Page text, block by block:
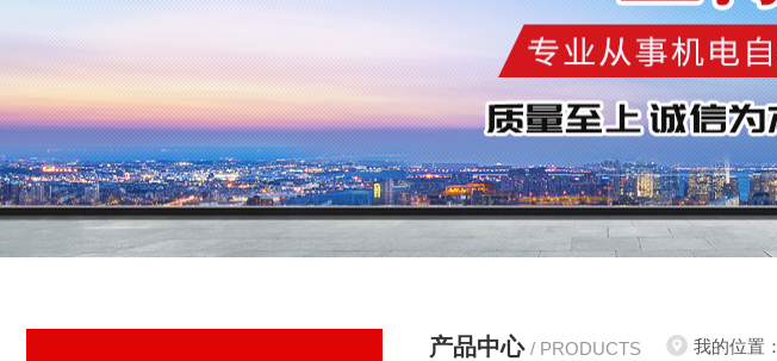
产品中心 / PRODUCTS 我的位置：